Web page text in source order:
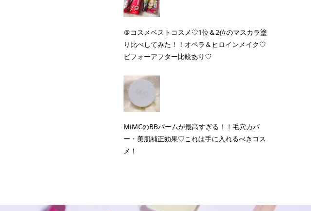
＠コスメベストコスメ♡1位＆2位のマスカラ塗
り比べしてみた！！オペラ＆ヒロインメイク♡
ビフォーアフター比較あり♡
MiMCのBBバームが最高すぎる！！毛穴カバ
ー・美肌補正効果♡これは手に入れるべきコス
メ！